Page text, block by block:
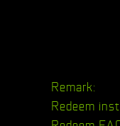
Remark:
Redeem